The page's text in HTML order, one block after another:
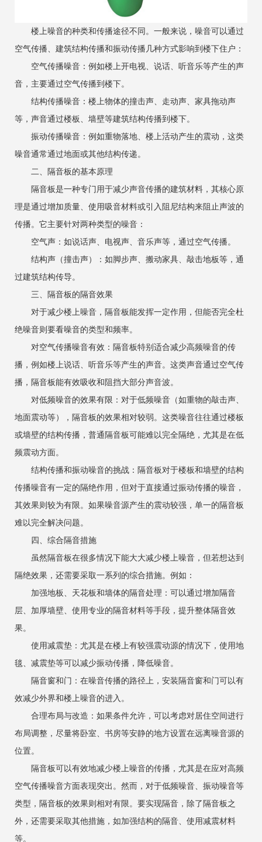
楼上噪音的种类和传播途径不同。一般来说，噪音可以通过
空气传播、建筑结构传播和振动传播几种方式影响到楼下住户：
空气传播噪音：例如楼上开电视、说话、听音乐等产生的声
音，主要通过空气传播到楼下。
结构传播噪音：楼上物体的撞击声、走动声、家具拖动声
等，声音通过楼板、墙壁等建筑结构传播到楼下。
振动传播噪音：例如重物落地、楼上活动产生的震动，这类
噪音通常通过地面或其他结构传递。
二、隔音板的基本原理
隔音板是一种专门用于减少声音传播的建筑材料，其核心原
理是通过增加质量、使用吸音材料或引入阻尼结构来阻止声波的
传播。它主要针对两种类型的噪音：
空气声：如说话声、电视声、音乐声等，通过空气传播。
结构声（撞击声）：如脚步声、搬动家具、敲击地板等，通
过建筑结构传导。
三、隔音板的隔音效果
对于减少楼上噪音，隔音板能发挥一定作用，但能否完全杜
绝噪音则要看噪音的类型和频率。
对空气传播噪音有效：隔音板特别适合减少高频噪音的传
播，例如楼上说话、听音乐等产生的声音。这类声音通过空气传
播，隔音板能有效吸收和阻挡大部分声音波。
对低频噪音的效果有限：对于低频噪音（如重物的敲击声、
地面震动等），隔音板的效果相对较弱。这类噪音往往通过楼板
或墙壁的结构传播，普通隔音板可能难以完全隔绝，尤其是在低
频震动方面。
结构传播和振动噪音的挑战：隔音板对于楼板和墙壁的结构
传播噪音有一定的隔绝作用，但对于直接通过振动传播的噪音，
其效果则较为有限。如果噪音源产生的震动较强，单一的隔音板
难以完全解决问题。
四、综合隔音措施
虽然隔音板在很多情况下能大大减少楼上噪音，但若想达到
隔绝效果，还需要采取一系列的综合措施。例如：
加强地板、天花板和墙体的隔音处理：可以通过增加隔音
层、加厚墙壁、使用专业的隔音材料等手段，提升整体隔音效
果。
使用减震垫：尤其是在楼上有较强震动源的情况下，使用地
毯、减震垫等可以减少振动传播，降低噪音。
隔音窗和门：在噪音传播的路径上，安装隔音窗和门可以有
效减少外界和楼上噪音的进入。
合理布局与改造：如果条件允许，可以考虑对居住空间进行
布局调整，尽量将卧室、书房等安静的地方设置在远离噪音源的
位置。
隔音板可以有效地减少楼上噪音的传播，尤其是在应对高频
空气传播噪音方面表现突出。然而，对于低频噪音、振动噪音等
类型，隔音板的效果则相对有限。要实现隔音，除了隔音板之
外，还需要采取其他措施，如加强结构的隔音、使用减震材料
等。